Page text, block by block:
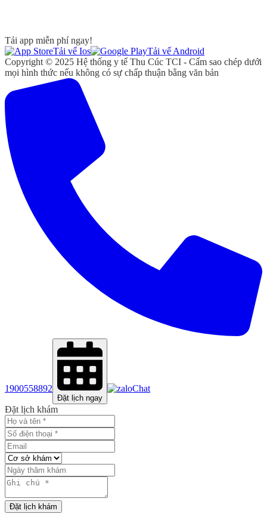
Tải app miễn phí ngay!
Tải vể Ios
Tải vể Android
Copyright © 2025 Hệ thống y tế Thu Cúc TCI - Cấm sao chép dưới
mọi hình thức nếu không có sự chấp thuận bằng văn bản
1900558892
Đặt lịch ngay
Chat
Đặt lịch khám
Đặt lịch khám